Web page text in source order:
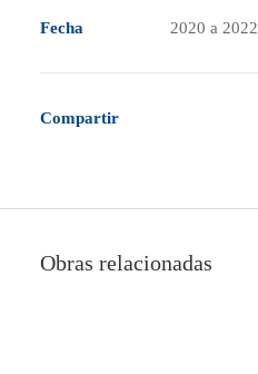
ESINELSRL@ESINEL.COM.AR
Fecha 2020 a 2022
Compartir
Obras relacionadas